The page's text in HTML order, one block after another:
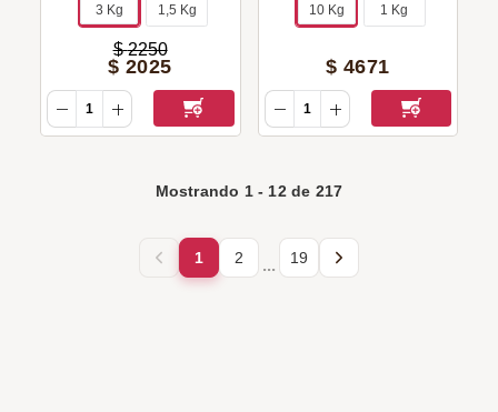
3 Kg 1,5 Kg
$ 2250
$ 2025
10 Kg 1 Kg
$ 4671
Mostrando 1- 12de 217
1 2 ... 19